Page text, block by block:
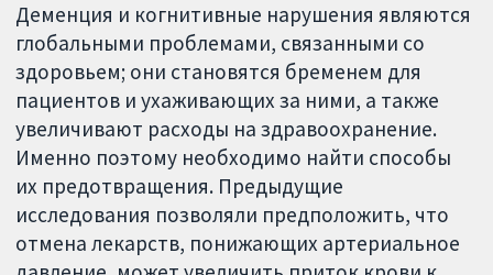
Деменция и когнитивные нарушения являются
глобальными проблемами, связанными со
здоровьем; они становятся бременем для
пациентов и ухаживающих за ними, а также
увеличивают расходы на здравоохранение.
Именно поэтому необходимо найти способы
их предотвращения. Предыдущие
исследования позволяли предположить, что
отмена лекарств, понижающих артериальное